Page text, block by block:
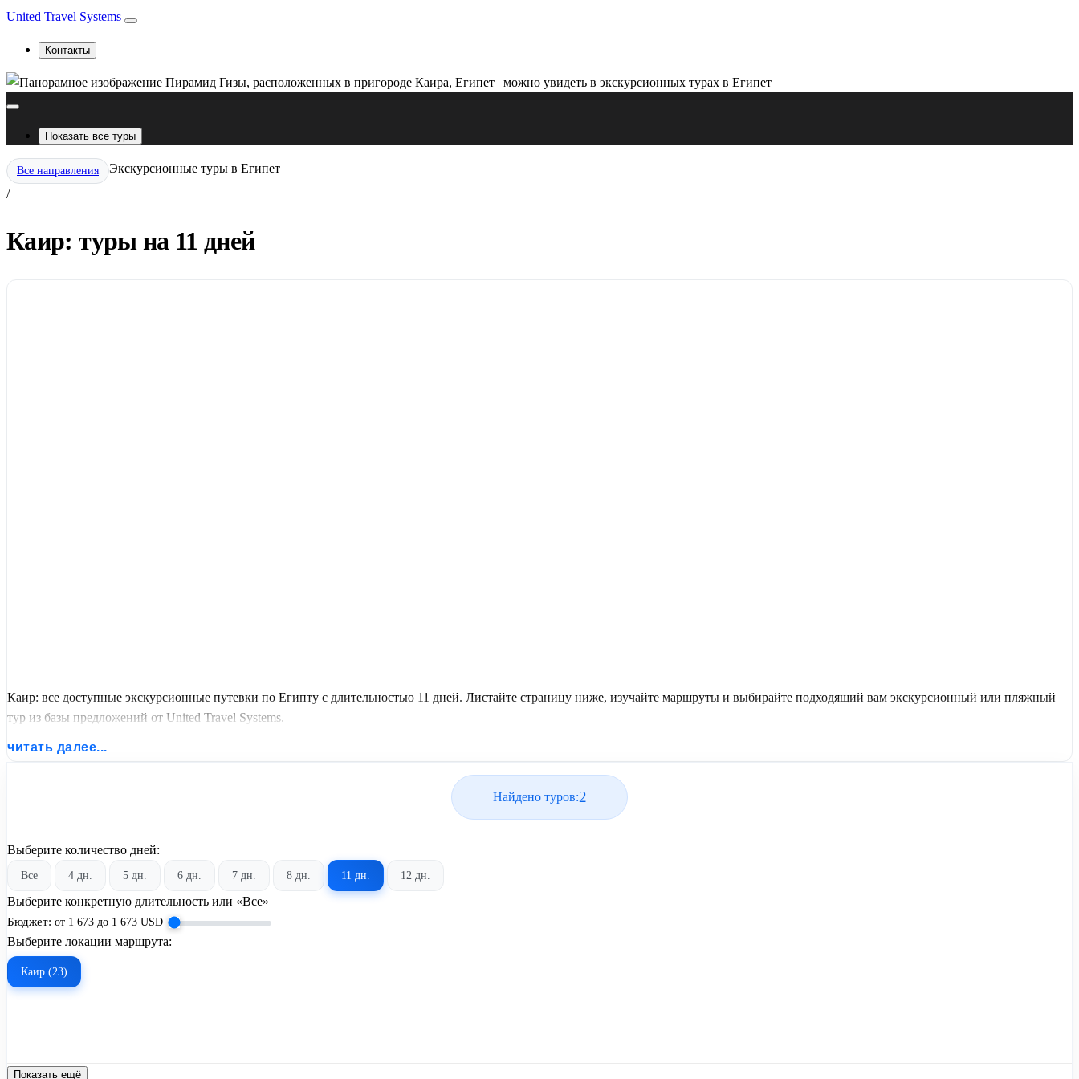
United Travel Systems
Контакты
Показать все туры
Все направления
/
Экскурсионные туры в Египет
Каир: туры на 11 дней
Каир: все доступные экскурсионные путевки по Египту с длительностью 11 дней. Листайте страницу ниже, изучайте маршруты и выбирайте подходящий вам экскурсионный или пляжный
тур из базы предложений от United Travel Systems.
читать далее...
Найдено туров:2
Выберите количество дней:
Все 4 дн. 5 дн. 6 дн. 7 дн. 8 дн. 11 дн. 12 дн.
Выберите конкретную длительность или «Все»
Бюджет: от 1 673 до 1 673 USD
Выберите локации маршрута:
Каир (23)
Показать ещё